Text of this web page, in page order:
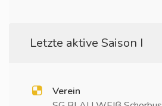
Letzte aktive Saison I
Verein